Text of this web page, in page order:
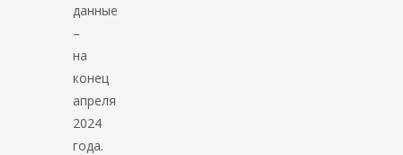
данные
–
на
конец
апреля
2024
года.